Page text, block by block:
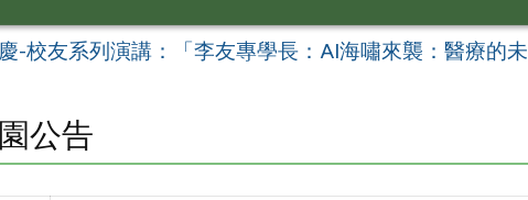
-校友系列演講：「李友專學長：AI海嘯來襲：醫療的
公告